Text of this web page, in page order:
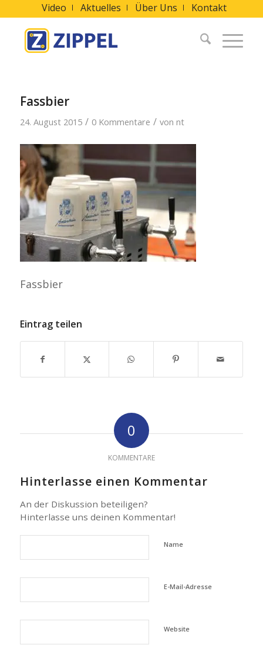
Video Aktuelles Über Uns Kontakt
Fassbier
24. August 2015 / 0 Kommentare / von nt
Fassbier
Eintrag teilen
0
KOMMENTARE
Hinterlasse einen Kommentar
An der Diskussion beteiligen?
Hinterlasse uns deinen Kommentar!
Name
E-Mail-Adresse
Website